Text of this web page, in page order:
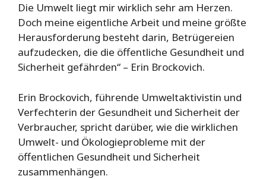
Die Umwelt liegt mir wirklich sehr am Herzen.
Doch meine eigentliche Arbeit und meine größte
Herausforderung besteht darin, Betrügereien
aufzudecken, die die öffentliche Gesundheit und
Sicherheit gefährden“ – Erin Brockovich.
Erin Brockovich, führende Umweltaktivistin und
Verfechterin der Gesundheit und Sicherheit der
Verbraucher, spricht darüber, wie die wirklichen
Umwelt- und Ökologieprobleme mit der
öffentlichen Gesundheit und Sicherheit
zusammenhängen.